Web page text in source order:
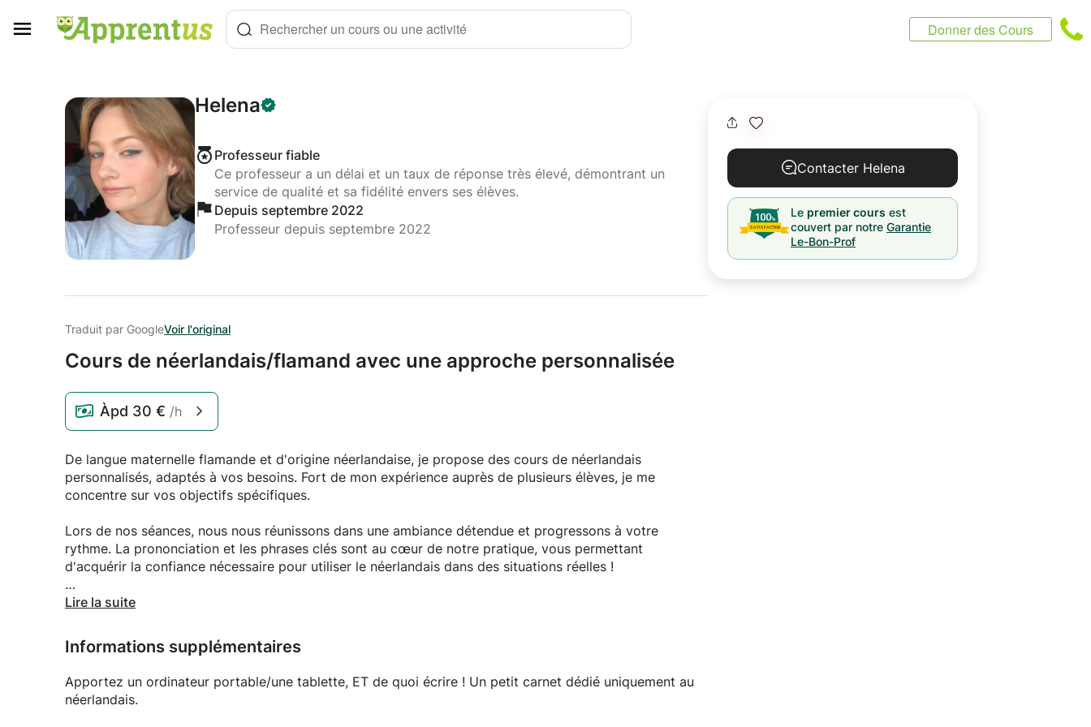
Rechercher un cours ou une activité Donner des Cours
Helena
Professeur fiable
Ce professeur a un délai et un taux de réponse très élevé, démontrant un
service de qualité et sa fidélité envers ses élèves.
Depuis septembre 2022
Professeur depuis septembre 2022
Traduit par GoogleVoir l'original
Cours de néerlandais/flamand avec une approche personnalisée
Àpd 30 € /h
De langue maternelle flamande et d'origine néerlandaise, je propose des cours de néerlandais
personnalisés, adaptés à vos besoins. Fort de mon expérience auprès de plusieurs élèves, je me
concentre sur vos objectifs spécifiques.
Lors de nos séances, nous nous réunissons dans une ambiance détendue et progressons à votre
rythme. La prononciation et les phrases clés sont au cœur de notre pratique, vous permettant
d'acquérir la confiance nécessaire pour utiliser le néerlandais dans des situations réelles !
Je ne suis pas une méthode fixe, mais je m'adapte à vos besoins. Ensemble, nous trouvons l'approche
Veuillez me contacter avant de réserver :)
Lire la suite
Informations supplémentaires
Apportez un ordinateur portable/une tablette, ET de quoi écrire ! Un petit carnet dédié uniquement au
néerlandais.
Contacter Helena
Le premier cours est
couvert par notre Garantie
Le-Bon-Prof